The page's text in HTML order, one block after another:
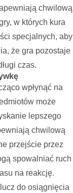
chwilową
w których kura
specjalnych, aby
że gra pozostaje
czas.
wpłynąć na
może
lepszego
chwilową
przejście przez
spowalniać ruch
na reakcję.
do osiągnięcia